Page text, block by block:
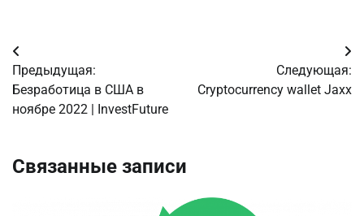
Навигация
по
записям
Предыдущая:
Безработица в США в
ноябре 2022 | InvestFuture
Следующая:
Cryptocurrency wallet Jaxx
Связанные записи